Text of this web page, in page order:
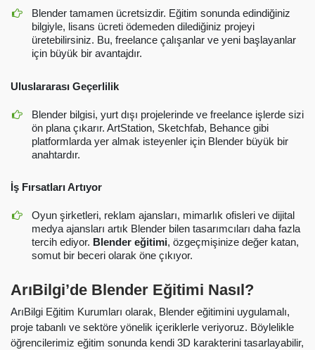
Blender tamamen ücretsizdir. Eğitim sonunda edindiğiniz
bilgiyle, lisans ücreti ödemeden dilediğiniz projeyi
üretebilirsiniz. Bu, freelance çalışanlar ve yeni başlayanlar
için büyük bir avantajdır.
Uluslararası Geçerlilik
Blender bilgisi, yurt dışı projelerinde ve freelance işlerde sizi
ön plana çıkarır. ArtStation, Sketchfab, Behance gibi
platformlarda yer almak isteyenler için Blender büyük bir
anahtardır.
İş Fırsatları Artıyor
Oyun şirketleri, reklam ajansları, mimarlık ofisleri ve dijital
medya ajansları artık Blender bilen tasarımcıları daha fazla
tercih ediyor. Blender eğitimi, özgeçmişinize değer katan,
somut bir beceri olarak öne çıkıyor.
ArıBilgi’de Blender Eğitimi Nasıl?
ArıBilgi Eğitim Kurumları olarak, Blender eğitimini uygulamalı,
proje tabanlı ve sektöre yönelik içeriklerle veriyoruz. Böylelikle
öğrencilerimiz eğitim sonunda kendi 3D karakterini tasarlayabilir,